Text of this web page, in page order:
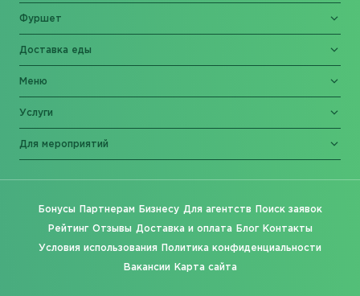
Фуршет
Доставка еды
Меню
Услуги
Для мероприятий
Бонусы Партнерам Бизнесу Для агентств Поиск заявок
Рейтинг Отзывы Доставка и оплата Блог Контакты
Условия использования Политика конфиденциальности
Вакансии Карта сайта